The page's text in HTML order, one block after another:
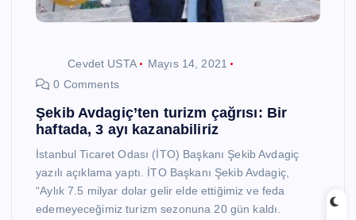
Cevdet USTA
Mayıs 14, 2021
0 Comments
Şekib Avdagiç’ten turizm çağrısı: Bir
haftada, 3 ayı kazanabiliriz
İstanbul Ticaret Odası (İTO) Başkanı Şekib Avdagiç
yazılı açıklama yaptı. İTO Başkanı Şekib Avdagiç,
“Aylık 7.5 milyar dolar gelir elde ettiğimiz ve feda
edemeyeceğimiz turizm sezonuna 20 gün kaldı.